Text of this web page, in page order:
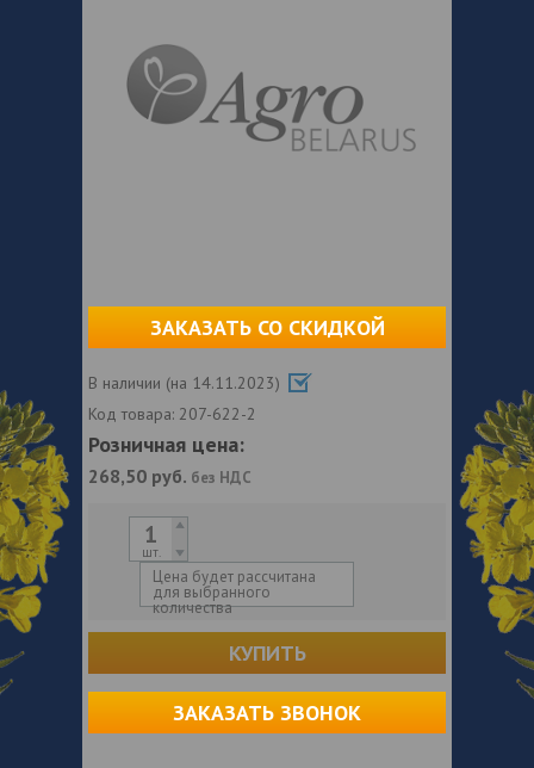
ЗАКАЗАТЬ СО СКИДКОЙ
В наличии (на 14.11.2023)
Код товара: 207-622-2
Розничная цена:
268,50 руб. без НДС
шт.
Цена будет рассчитана
для выбранного
количества
КУПИТЬ
ЗАКАЗАТЬ ЗВОНОК